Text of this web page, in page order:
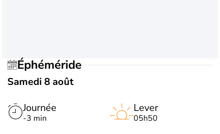
Éphéméride
Samedi 8 août
Journée
-3 min
Lever
05h50